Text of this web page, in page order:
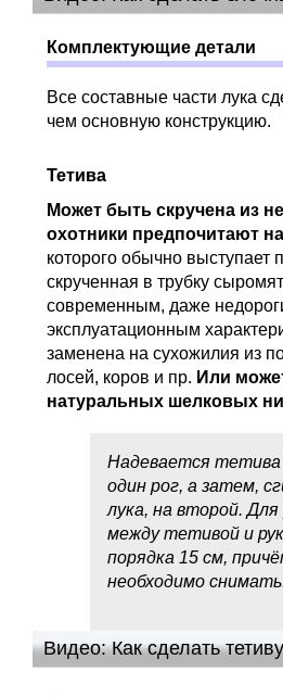
Комплектующие детали
Все составные части лука
чем основную конструкцию.
Тетива
Может быть скручена из
охотники предпочитают
которого обычно
скрученная в трубку
современным, даже
эксплуатационным
заменена на сухожилия из
лосей, коров и пр. Или
натуральных шелковых
Надевается тетива
один рог, а затем,
лука, на второй. Для
между тетивой и
порядка 15 см,
необходимо
Видео: Как сделать